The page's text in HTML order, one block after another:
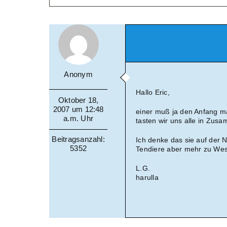
Anonym
Oktober 18,
2007 um 12:48
a.m. Uhr
Beitragsanzahl:
5352
Hallo Eric,
einer muß ja den Anfang
tasten wir uns alle in
Ich denke das sie auf der
Tendiere aber mehr zu
L.G.
harulla